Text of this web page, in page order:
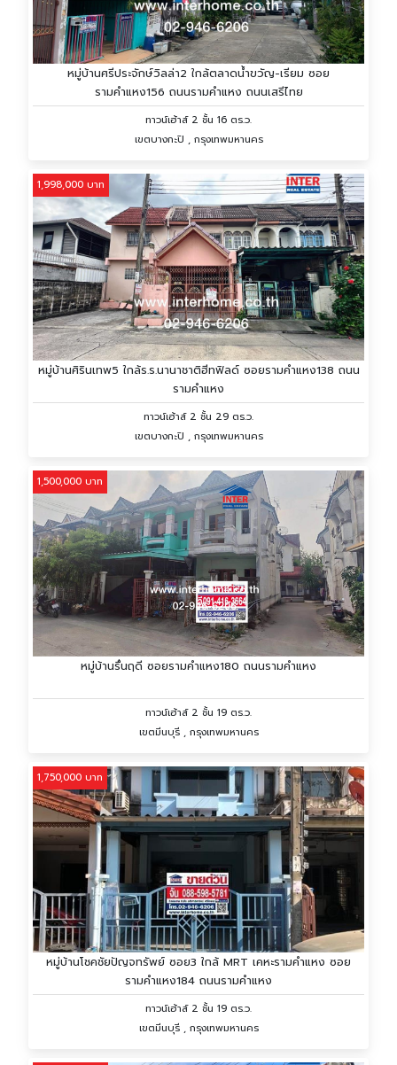
หมู่บ้านศรีประจักษ์วิลล่า2 ใกล้ตลาดน้ำขวัญ-เรียม ซอย
รามคำแหง156 ถนนรามคำแหง ถนนเสรีไทย
ทาวน์เฮ้าส์ 2 ชั้น 16 ตร.ว.
เขตบางกะปิ , กรุงเทพมหานคร
1,998,000 บาท
หมู่บ้านศิรินเทพ5 ใกล้ร.ร.นานาชาติฮีทฟิลด์ ซอยรามคำแหง138 ถนน
รามคำแหง
ทาวน์เฮ้าส์ 2 ชั้น 29 ตร.ว.
เขตบางกะปิ , กรุงเทพมหานคร
1,500,000 บาท
หมู่บ้านรื่นฤดี ซอยรามคำแหง180 ถนนรามคำแหง
ทาวน์เฮ้าส์ 2 ชั้น 19 ตร.ว.
เขตมีนบุรี , กรุงเทพมหานคร
1,750,000 บาท
หมู่บ้านโชคชัยปัญจทรัพย์ ซอย3 ใกล้ MRT เคหะรามคำแหง ซอย
รามคำแหง184 ถนนรามคำแหง
ทาวน์เฮ้าส์ 2 ชั้น 19 ตร.ว.
เขตมีนบุรี , กรุงเทพมหานคร